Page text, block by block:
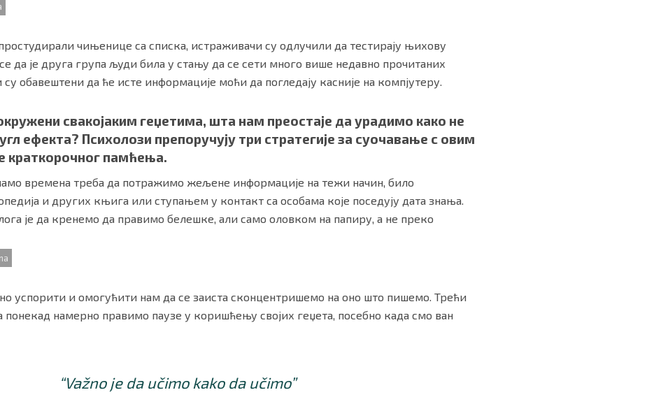
чињенице са списка, истраживачи су одлучили да тестирају њихову
да је друга група људи била у стању да се сети много више недавно прочитаних
обавештени да ће исте информације моћи да погледају касније на компјутеру.
свакојаким геџетима, шта нам преостаје да урадимо како не
ефекта? Психолози препоручују три стратегије за суочавање с овим
краткорочног памћења.
времена треба да потражимо жељене информације на тежи начин, било
и других књига или ступањем у контакт са особама које поседују дата знања.
је да кренемо да правимо белешке, али само оловком на папиру, а не преко
успорити и омогућити нам да се заиста сконцентришемо на оно што пишемо. Трећи
понекад намерно правимо паузе у коришћењу својих геџета, посебно када смо ван
“Važno je da učimo kako da učimo”